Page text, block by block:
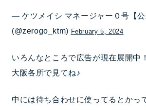
— ケツメイシ マネージャー０号【公
(@zerogo_ktm) February 5, 2024
いろんなところで広告が現在展開中
大阪各所で見てね♪
中には待ち合わせに使ってるとかっ